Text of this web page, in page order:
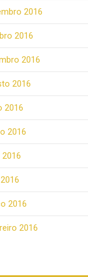
2016
2016
2016
2016
2016
2016
2016
2016